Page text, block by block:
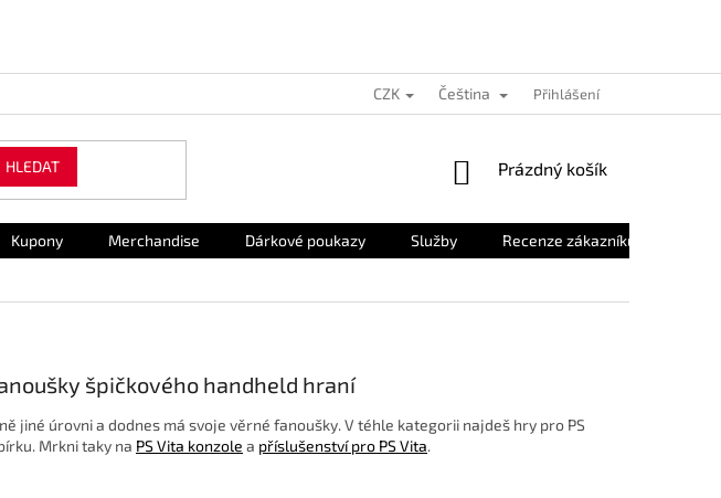
CZK Čeština Přihlášení
HLEDAT
NÁKUPNÍ
Prázdný košík
Kupony Merchandise Dárkové poukazy Služby Recenze zákazníků
špičkového handheld hraní
jiné úrovni a dodnes má svoje věrné fanoušky. V téhle kategorii najdeš hry pro PS
Mrkni taky na PS Vita konzole a příslušenství pro PS Vita.